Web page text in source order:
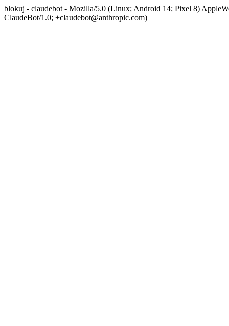
blokuj - claudebot - Mozilla/5.0 (Linux; Android 14; Pixel 8)
ClaudeBot/1.0; +claudebot@anthropic.com)